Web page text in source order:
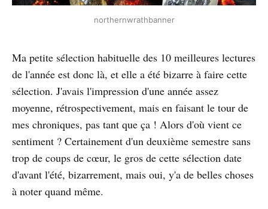
northernwrathbanner
Ma petite sélection habituelle des 10 meilleures lectures
de l'année est donc là, et elle a été bizarre à faire cette
sélection. J'avais l'impression d'une année assez
moyenne, rétrospectivement, mais en faisant le tour de
mes chroniques, pas tant que ça ! Alors d'où vient ce
sentiment ? Certainement d'un deuxième semestre sans
trop de coups de cœur, le gros de cette sélection date
d'avant l'été, bizarrement, mais oui, y'a de belles choses
à noter quand même.